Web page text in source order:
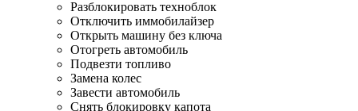
Разблокировать техноблок
Отключить иммобилайзер
Открыть машину без ключа
Отогреть автомобиль
Подвезти топливо
Замена колес
Завести автомобиль
Снять блокировку капота